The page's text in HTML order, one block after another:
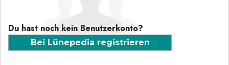
Du hast noch kein Benutzerkonto?
Bei Lünepedia registrieren